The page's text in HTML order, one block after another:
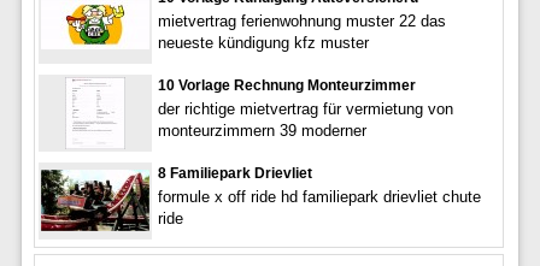
mietvertrag ferienwohnung muster 22 das
neueste kündigung kfz muster
10 Vorlage Rechnung Monteurzimmer
der richtige mietvertrag für vermietung von
monteurzimmern 39 moderner
8 Familiepark Drievliet
formule x off ride hd familiepark drievliet chute
ride